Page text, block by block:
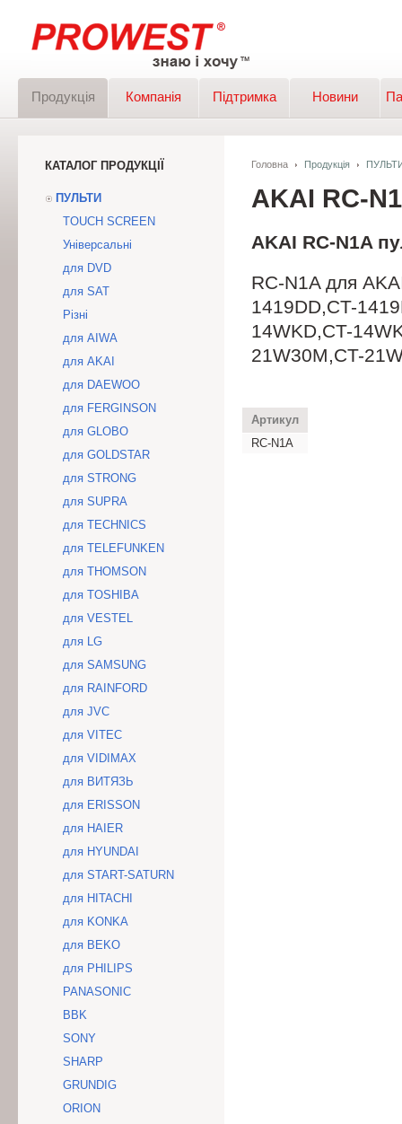
Продукція Компанія Підтримка Новини
КАТАЛОГ ПРОДУКЦІЇ
ПУЛЬТИ
TOUCH SCREEN
Універсальні
для DVD
для SAT
Різні
для AIWA
для AKAI
для DAEWOO
для FERGINSON
для GLOBO
для GOLDSTAR
для STRONG
для SUPRA
для TECHNICS
для TELEFUNKEN
для THOMSON
для TOSHIBA
для VESTEL
для LG
для SAMSUNG
для RAINFORD
для JVC
для VITEC
для VIDIMAX
для ВИТЯЗЬ
для ERISSON
для HAIER
для HYUNDAI
для START-SATURN
для HITACHI
для KONKA
для BEKO
для PHILIPS
PANASONIC
BBK
SONY
SHARP
GRUNDIG
ORION
Головна Продукція
AKAI RC-
AKAI RC-N1A
RC-N1A для
1419DD,CT-
14WKD,CT-
21W30M,CT-
Артикул
RC-N1A